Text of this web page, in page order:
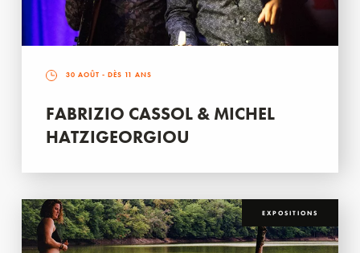
30 AOÛT - DÈS 11 ANS
FABRIZIO CASSOL & MICHEL
HATZIGEORGIOU
EXPOSITIONS